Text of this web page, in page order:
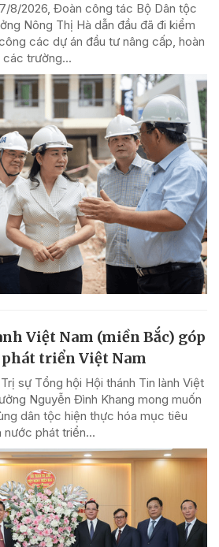
8/2026, Đoàn công tác Bộ Dân tộc
Nông Thị Hà dẫn đầu đã đi kiểm
các dự án đầu tư nâng cấp, hoàn
trường...
Việt Nam (miền Bắc) góp
triển Việt Nam
sự Tổng hội Hội thánh Tin lành Việt
Nguyễn Đình Khang mong muốn
dân tộc hiện thực hóa mục tiêu
nước phát triển...